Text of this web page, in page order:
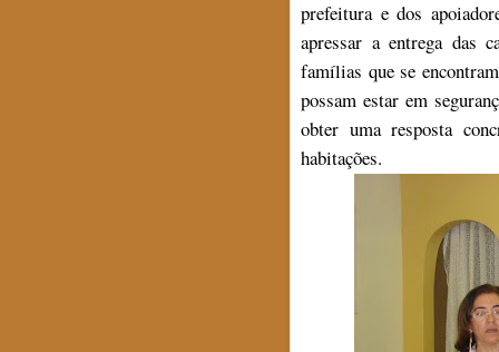
prefeitura e dos
apressar a entrega das
famílias que se
possam estar em
obter uma resposta
habitações.